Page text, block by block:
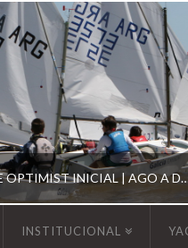
ESCUELA DE OPTIMIST
INSTITUCIONAL